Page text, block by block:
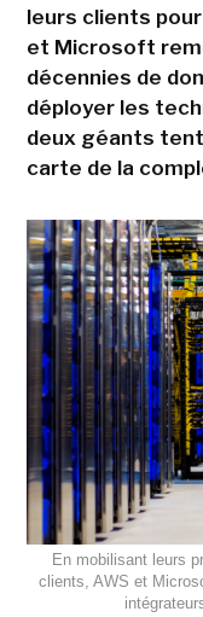
leurs clients
et Microsoft
décennies de
déployer les
deux géants
carte de la
En mobilisant leurs
clients, AWS et